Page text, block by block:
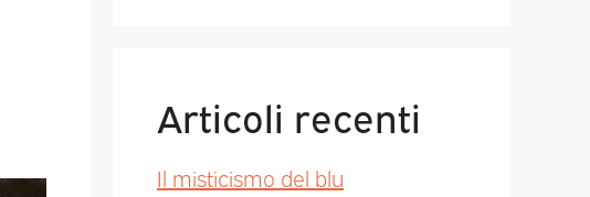
Articoli recenti
Il misticismo del blu